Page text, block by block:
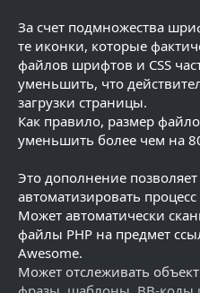
За счет подмножества
те иконки, которые
файлов шрифтов и CSS
уменьшить, что
загрузки страницы.
Как правило, размер
уменьшить более чем на
Это дополнение
автоматизировать
Может автоматически
файлы PHP на предмет
Awesome.
Может отслеживать